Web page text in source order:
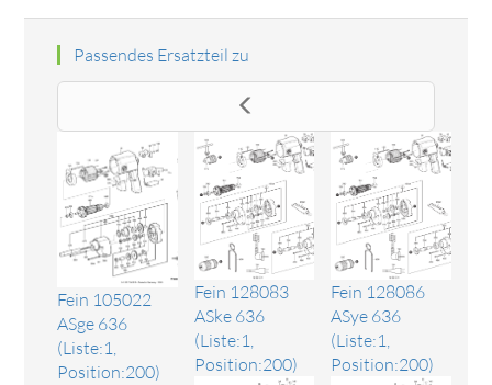
Passendes Ersatzteil zu
Fein 105022
ASge 636
(Liste:1,
Position:200)
Fein 128083
ASke 636
(Liste:1,
Position:200)
Fein 128086
ASye 636
(Liste:1,
Position:200)